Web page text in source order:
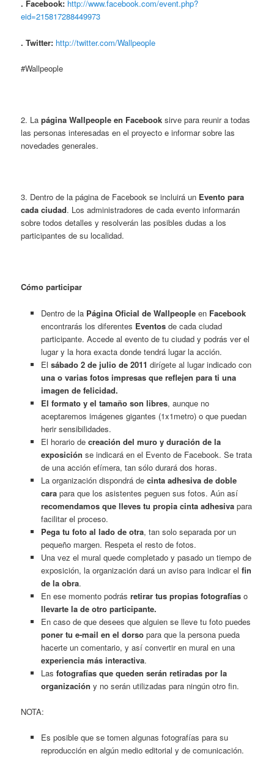
. Facebook: http://www.facebook.com/event.php?
eid=215817288449973
.Twitter: http://twitter.com/Wallpeople
#Wallpeople
2. Lapágina Wallpeople en Facebook sirve para reunir a todas
las personas interesadas en el proyecto e informar sobre las
novedades generales.
3. Dentro de la página de Facebook se incluirá un Evento para
cada ciudad. Los administradores de cada evento informarán
sobre todos detalles y resolverán las posibles dudas a los
participantes de su localidad.
Cómo participar
Dentro de la Página Oficial de WallpeopleenFacebook
encontrarás los diferentes Eventosde cada ciudad
participante. Accede al evento de tu ciudad y podrás ver el
lugar y la hora exacta donde tendrá lugar la acción.
El sábado 2 de julio de 2011 dirígete al lugar indicado con
una o varias fotos impresas que reflejen para ti una
imagen de felicidad.
El formato y el tamaño son libres, aunque no
aceptaremos imágenes gigantes (1x1metro) o que puedan
herir sensibilidades.
El horario de creación del muro y duración de la
exposición se indicará en el Evento de Facebook. Se trata
de una acción efímera, tan sólo durará dos horas.
La organización dispondrá de cinta adhesiva de doble
carapara que los asistentes peguen sus fotos. Aún así
recomendamos que lleves tu propia cinta adhesivapara
facilitar el proceso.
Pega tu foto al lado de otra, tan solo separada por un
pequeño margen. Respeta el resto de fotos.
Una vez el mural quede completado y pasado un tiempo de
exposición, la organización dará un aviso para indicar el fin
de la obra.
En ese momento podrás retirar tus propias fotografíaso
llevarte la de otro participante.
En caso de que desees que alguien se lleve tu foto puedes
poner tu e-mail en el dorsopara que la persona pueda
hacerte un comentario, y así convertir en mural en una
experiencia más interactiva.
Las fotografías que queden serán retiradas por la
organización y no serán utilizadas para ningún otro fin.
NOTA:
Es posible que se tomen algunas fotografías para su
reproducción en algún medio editorial y de comunicación.